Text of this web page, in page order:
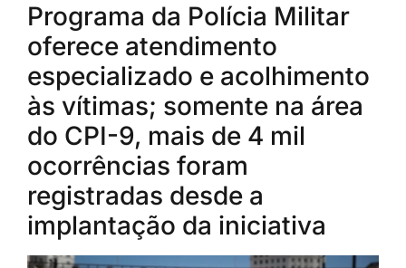
Programa da Polícia Militar
oferece atendimento
especializado e acolhimento
às vítimas; somente na área
do CPI-9, mais de 4 mil
ocorrências foram
registradas desde a
implantação da iniciativa